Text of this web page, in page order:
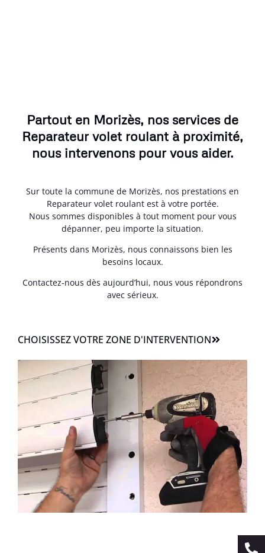
Partout en Morizès, nos services de
Reparateur volet roulant à proximité,
nous intervenons pour vous aider.
Sur toute la commune de Morizès, nos prestations en
Reparateur volet roulant est à votre portée.
Nous sommes disponibles à tout moment pour vous
dépanner, peu importe la situation.
Présents dans Morizès, nous connaissons bien les
besoins locaux.
Contactez-nous dès aujourd’hui, nous vous répondrons
avec sérieux.
CHOISISSEZ VOTRE ZONE D'INTERVENTION